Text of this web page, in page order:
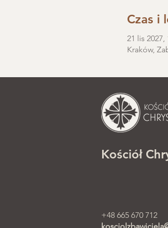
Czas i
21 lis 2027,
Kraków,
Kościół
+48 665 670 712